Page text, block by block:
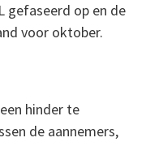
gefaseerd op en de
voor oktober.
hinder te
de aannemers,